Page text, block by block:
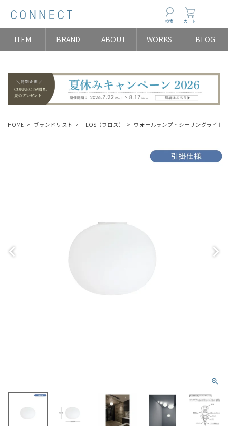
検索 カート
ITEM BRAND ABOUT WORKS BLOG
HOME ブランドリスト FLOS（フロス） ウォールランプ・シーリングライト